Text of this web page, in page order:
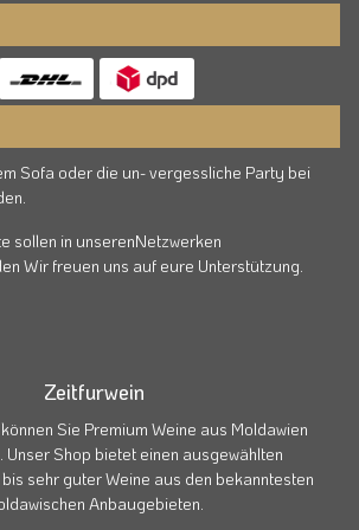
Sofa oder die un- vergessliche Party bei
sollen in unserenNetzwerken
Wir freuen uns auf eure Unterstützung.
Zeitfurwein
Sie Premium Weine aus Moldawien
Unser Shop bietet einen ausgewählten
sehr guter Weine aus den bekanntesten
Anbaugebieten.